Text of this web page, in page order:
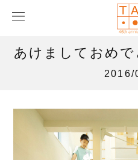
あけましておめ
2016/